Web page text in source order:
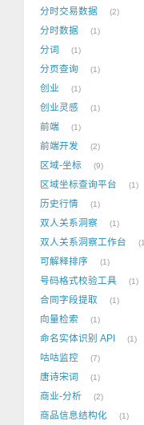
分时交易数据 2
分时数据 1
分词 1
分页查询 1
创业 1
创业灵感 1
前端 1
前端开发 2
区域-坐标 9
区域坐标查询平台 1
历史行情 1
双人关系洞察 1
双人关系洞察工作台 1
可解释排序 1
号码格式校验工具 1
合同字段提取 1
向量检索 1
命名实体识别 API 1
咕咕监控 7
唐诗宋词 1
商业-分析 2
商品信息结构化 1